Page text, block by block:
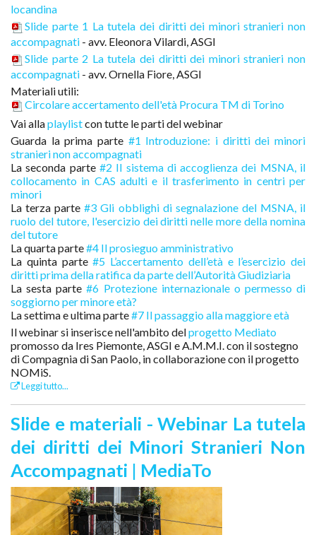
locandina
Slide parte 1 La tutela dei diritti dei minori stranieri non
accompagnati - avv. Eleonora Vilardi, ASGI
Slide parte 2 La tutela dei diritti dei minori stranieri non
accompagnati - avv. Ornella Fiore, ASGI
Materiali utili:
Circolare accertamento dell'età Procura TM di Torino
Vai allaplaylistcon tutte le parti del webinar
Guarda la prima parte #1 Introduzione: i diritti dei minori
stranieri non accompagnati
La seconda parte #2 Il sistema di accoglienza dei MSNA, il
collocamento in CAS adulti e il trasferimento in centri per
minori
La terza parte #3 Gli obblighi di segnalazione del MSNA, il
ruolo del tutore, l'esercizio dei diritti nelle more della nomina
del tutore
La quarta parte#4 Il prosieguo amministrativo
La quinta parte#5 L’accertamento dell’età e l’esercizio dei
diritti prima della ratifica da parte dell’Autorità Giudiziaria
La sesta parte#6 Protezione internazionale o permesso di
soggiorno per minore età?
La settima e ultima parte#7 Il passaggio alla maggiore età
Il webinar si inserisce nell'ambito delprogetto Mediato
promosso da Ires Piemonte, ASGI e A.M.M.I. con il sostegno
di Compagnia di San Paolo, in collaborazione con il progetto
NOMiS.
Leggi tutto...
Slide e materiali - Webinar La tutela
dei diritti dei Minori Stranieri Non
Accompagnati | MediaTo